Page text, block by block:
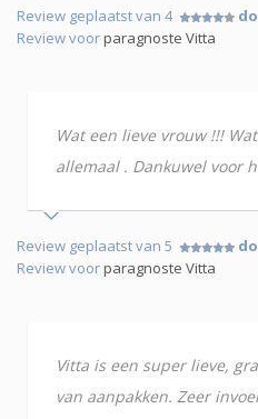
Review geplaatst van 4
Review voorparagnoste Vitta
Wat een lieve vrouw !!!
allemaal . Dankuwel voor
Review geplaatst van 5
Review voorparagnoste Vitta
Vitta is een super lieve,
van aanpakken. Zeer